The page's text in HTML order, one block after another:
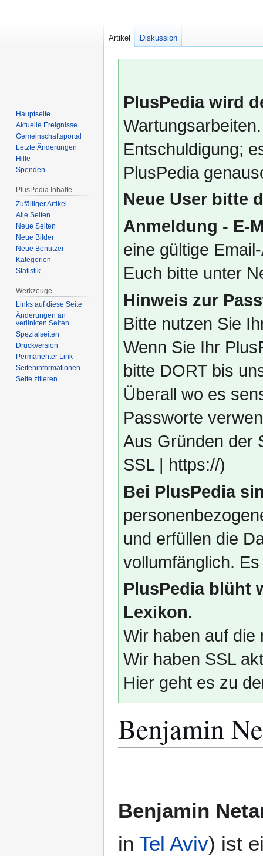
PlusPedia wird
Entschuldigung;
PlusPedia
Neue User bitte
Anmeldung - E-
eine gültige
Euch bitte unter
Hinweis zur
Bitte nutzen Sie
Wenn Sie Ihr
bitte DORT bis
Überall wo es
Passworte
Aus Gründen der
SSL | https://)
Bei PlusPedia
und erfüllen die
vollumfänglich.
PlusPedia blüht
Lexikon.
Wir haben auf die
Wir haben SSL
Hier geht es zu
Benjamin
Benjamin
in Tel Aviv) ist
Artikel Diskussion
Hauptseite
Aktuelle Ereignisse
Gemeinschafts­portal
Letzte Änderungen
Hilfe
Spenden
PlusPedia Inhalte
Zufälliger Artikel
Alle Seiten
Neue Seiten
Neue Bilder
Neue Benutzer
Kategorien
Statistik
Werkzeuge
Links auf diese Seite
Änderungen an
verlinkten Seiten
Spezialseiten
Druckversion
Permanenter Link
Seiten­­informationen
Seite zitieren